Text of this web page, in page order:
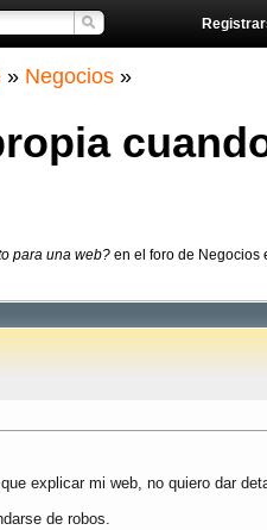
» Negocios »
para una web? en el foro de Negocios
explicar mi web, no quiero dar
de robos.